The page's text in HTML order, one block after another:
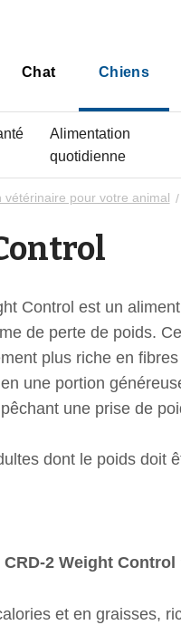
Chat Chiens
Alimentation
quotidienne
vétérinaire pour votre animal
Control est un
de perte de poids.
plus riche en
une portion
une prise de
dont le poids doit
2 Weight Control
et en graisses,